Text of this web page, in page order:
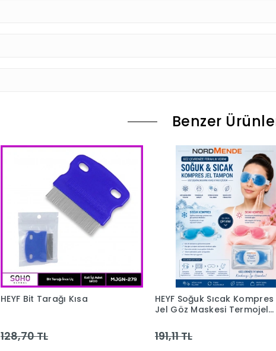
Benzer
HEYF Bit Tarağı Kısa
128,70 TL
HEYF Soğuk Sıcak Kompres
Jel Göz Maskesi Termojel
Rahatlatıcı Maske
191,11 TL